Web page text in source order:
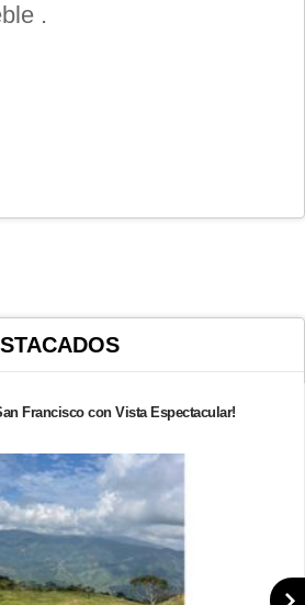
.
Francisco con Vista Espectacular!